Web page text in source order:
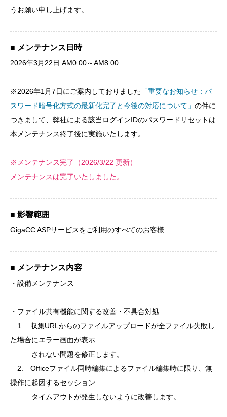
うお願い申し上げます。
■ メンテナンス日時
2026年3月22日 AM0:00～AM8:00
※2026年1月7日にご案内しておりました 「重要なお知らせ：パ
スワード暗号化方式の最新化完了と今後の対応について」 の件に
つきまして、弊社による該当ログインIDのパスワードリセットは
本メンテナンス終了後に実施いたします。
※メンテナンス完了（2026/3/22 更新）
メンテナンスは完了いたしました。
■ 影響範囲
GigaCC ASPサービスをご利用のすべてのお客様
■ メンテナンス内容
・設備メンテナンス
・ファイル共有機能に関する改善・不具合対処
1. 収集URLからのファイルアップロードが全ファイル失敗し
た場合にエラー画面が表示
されない問題を修正します。
2. Officeファイル同時編集によるファイル編集時に限り、無
操作に起因するセッション
タイムアウトが発生しないように改善します。